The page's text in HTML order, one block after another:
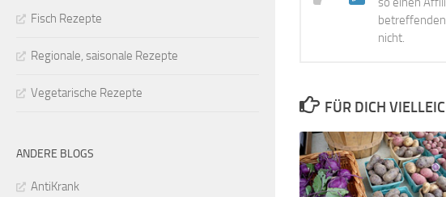
nicht.
FÜR DICH
Fisch Rezepte
Regionale, saisonale Rezepte
Vegetarische Rezepte
ANDERE BLOGS
AntiKrank